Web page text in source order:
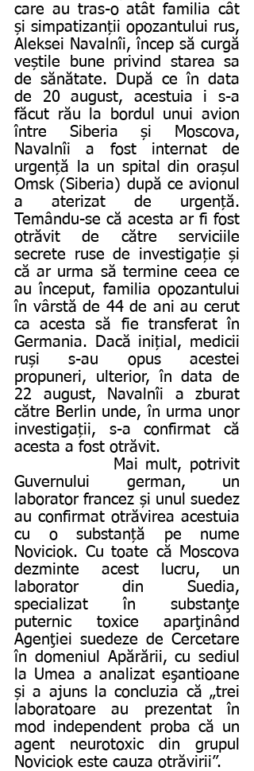
care au tras-o atât familia cât
și simpatizanții opozantului rus,
Aleksei Navalnîi, încep să curgă
veștile bune privind starea sa
de sănătate. După ce în data
de 20 august, acestuia i s-a
făcut rău la bordul unui avion
între Siberia și Moscova,
Navalnîi a fost internat de
urgență la un spital din orașul
Omsk (Siberia) după ce avionul
a aterizat de urgență.
Temându-se că acesta ar fi fost
otrăvit de către serviciile
secrete ruse de investigație și
că ar urma să termine ceea ce
au început, familia opozantului
în vârstă de 44 de ani au cerut
ca acesta să fie transferat în
Germania. Dacă inițial, medicii
ruși s-au opus acestei
propuneri, ulterior, în data de
22 august, Navalnîi a zburat
către Berlin unde, în urma unor
investigații, s-a confirmat că
acesta a fost otrăvit.
Guvernului german, un
laborator francez și unul suedez
au confirmat otrăvirea acestuia
cu o substanță pe nume
Noviciok. Cu toate că Moscova
dezminte acest lucru, un
laborator din Suedia,
specializat în substanţe
puternic toxice aparţinând
Agenţiei suedeze de Cercetare
în domeniul Apărării, cu sediul
la Umea a analizat eşantioane
și a ajuns la concluzia că „trei
laboratoare au prezentat în
mod independent proba că un
agent neurotoxic din grupul
Noviciok este cauza otrăvirii”.